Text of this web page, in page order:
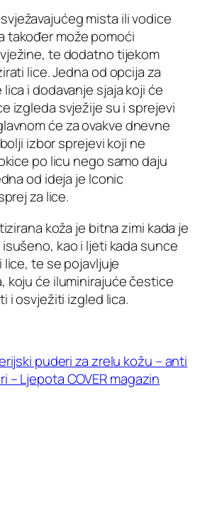
mista ili vodice
također može pomoći
te dodatno tijekom
lice. Jedna od opcija za
i dodavanje sjaja koji će
izgleda svježije su i sprejevi
će za ovakve dnevne
izbor sprejevi koji ne
po licu nego samo daju
od ideja je Iconic
za lice.
koža je bitna zimi kada je
kao i ljeti kada sunce
te se pojavljuje
koju će iluminirajuće čestice
i osvježiti izgled lica.
puderi za zrelu kožu – anti
– Ljepota COVER magazin